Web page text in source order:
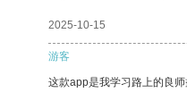
2025-10-15
游客
这款app是我学习路上的良